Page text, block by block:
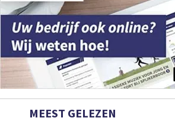
MEEST GELEZEN